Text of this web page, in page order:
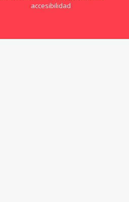
accesibilidad